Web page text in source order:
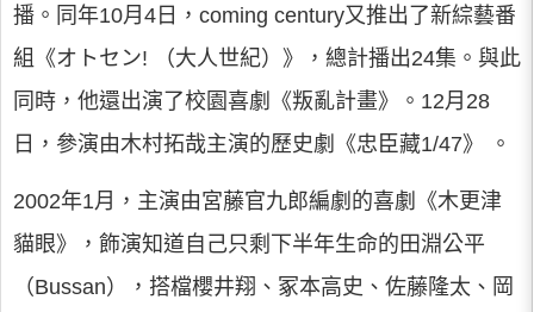
播。同年10月4日，coming century又推出了新綜藝番
組《オトセン! （大人世紀）》，總計播出24集。與此
同時，他還出演了校園喜劇《叛亂計畫》。12月28
日，參演由木村拓哉主演的歷史劇《忠臣藏1/47》 。
2002年1月，主演由宮藤官九郎編劇的喜劇《木更津
貓眼》，飾演知道自己只剩下半年生命的田淵公平
（Bussan），搭檔櫻井翔、冢本高史、佐藤隆太、岡